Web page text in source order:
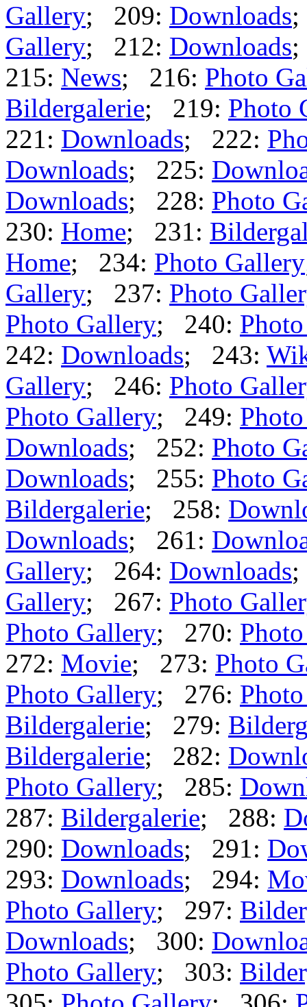
Gallery; 209: Downloads
Gallery; 212: Downloads
215: News; 216: Photo
Bildergalerie; 219: Photo
221: Downloads; 222:
Downloads; 225:
Downloads; 228: Photo
230: Home; 231:
Home; 234: Photo Gallery
Gallery; 237: Photo
Photo Gallery; 240:
242: Downloads; 243:
Gallery; 246: Photo
Photo Gallery; 249:
Downloads; 252: Photo
Downloads; 255: Photo
Bildergalerie; 258:
Downloads; 261:
Gallery; 264: Downloads
Gallery; 267: Photo
Photo Gallery; 270:
272: Movie; 273: Photo
Photo Gallery; 276:
Bildergalerie; 279:
Bildergalerie; 282:
Photo Gallery; 285:
287: Bildergalerie; 288:
290: Downloads; 291:
293: Downloads; 294:
Photo Gallery; 297:
Downloads; 300:
Photo Gallery; 303: